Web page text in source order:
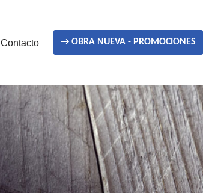
Contacto → OBRA NUEVA - PROMOCIONES